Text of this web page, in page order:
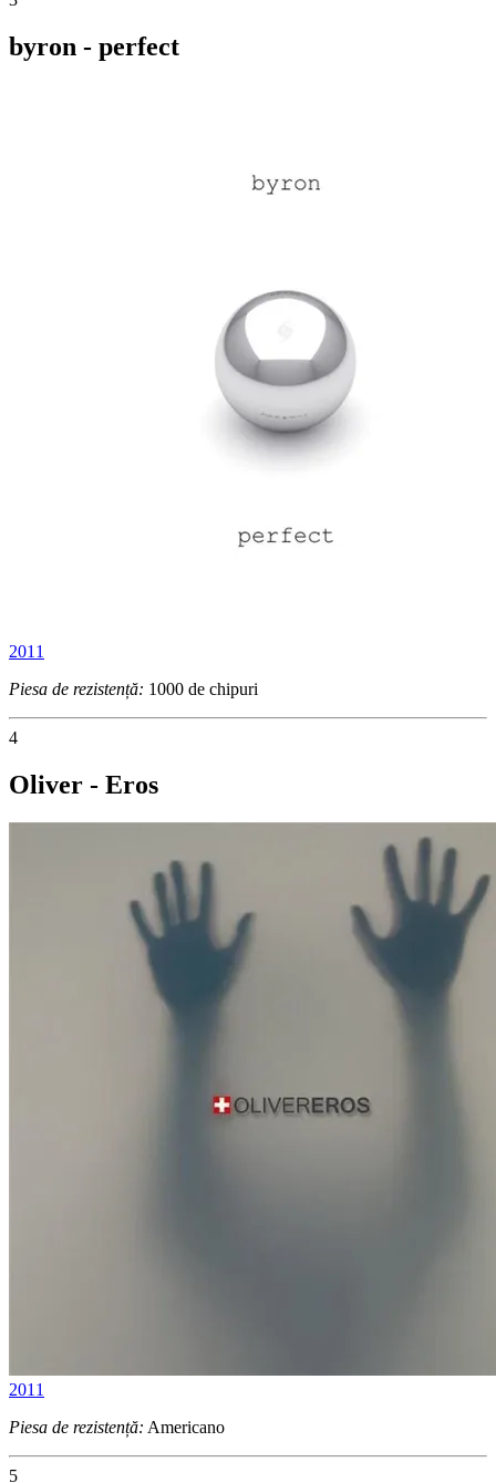
byron - perfect
2011
Piesa de rezistență: 1000 de chipuri
4
Oliver - Eros
2011
Piesa de rezistență: Americano
5